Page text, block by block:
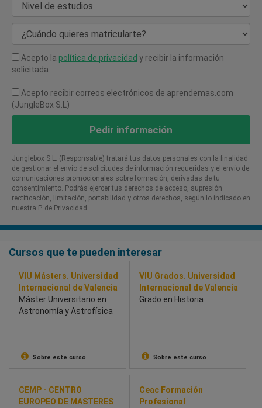
Nivel de estudios
¿Cuándo quieres matricularte?
Acepto la política de privacidad y recibir la información
solicitada
Acepto recibir correos electrónicos de aprendemas.com
(JungleBox S.L)
Pedir información
Junglebox S.L. (Responsable) tratará tus datos personales con la finalidad
de gestionar el envío de solicitudes de información requeridas y el envío de
comunicaciones promocionales sobre formación, derivadas de tu
consentimiento. Podrás ejercer tus derechos de acceso, supresión
rectificación, limitación, portabilidad y otros derechos, según lo indicado en
nuestra P. de Privacidad​
Cursos que te pueden interesar
VIU Másters. Universidad
Internacional de Valencia
Máster Universitario en
Astronomía y Astrofísica
Sobre este curso
VIU Grados. Universidad
Internacional de Valencia
Grado en Historia
Sobre este curso
CEMP - CENTRO
EUROPEO DE MASTERES
Ceac Formación
Profesional